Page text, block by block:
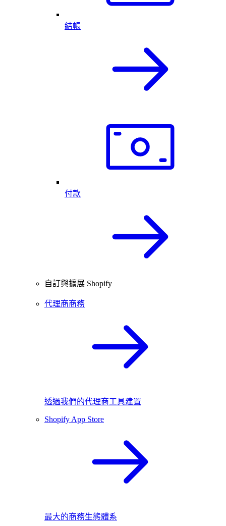
結帳
付款
自訂與擴展 Shopify
代理商商務
透過我們的代理商工具建置
Shopify App Store
最大的商務生態體系